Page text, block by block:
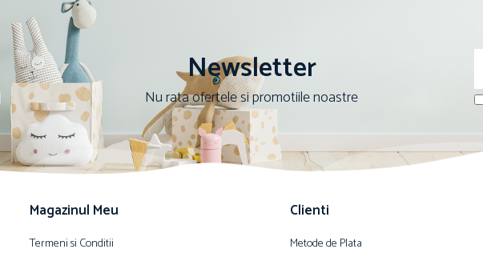
Newsletter
Nu rata ofertele si promotiile noastre
Magazinul Meu
Termeni si Conditii
Clienti
Metode de Plata